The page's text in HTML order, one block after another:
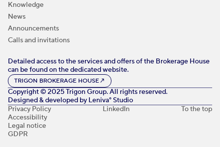
Knowledge
News
Announcements
Calls and invitations
Detailed access to the services and offers of the Brokerage House
can be found on the dedicated website.
TRIGON BROKERAGE HOUSE↗
Copyright © 2025 Trigon Group. All rights reserved.
Designed & developed by Leniva° Studio
Privacy Policy
Accessibility
Legal notice
GDPR
LinkedIn To the top